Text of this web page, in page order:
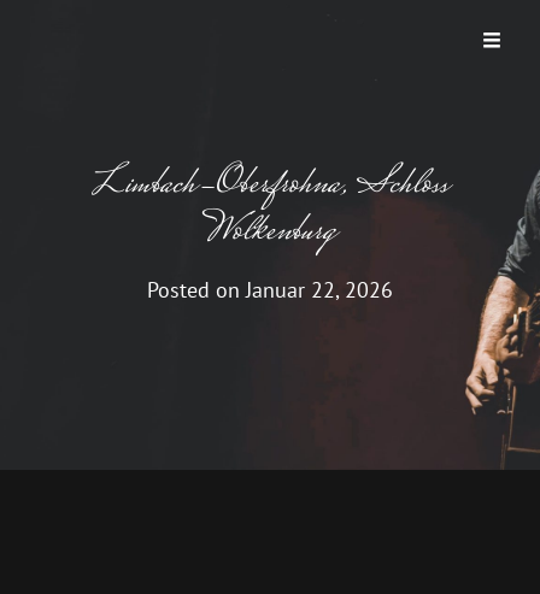
Limbach-Oberfrohna, Schloss
Wolkenburg
Posted onJanuar 22, 2026